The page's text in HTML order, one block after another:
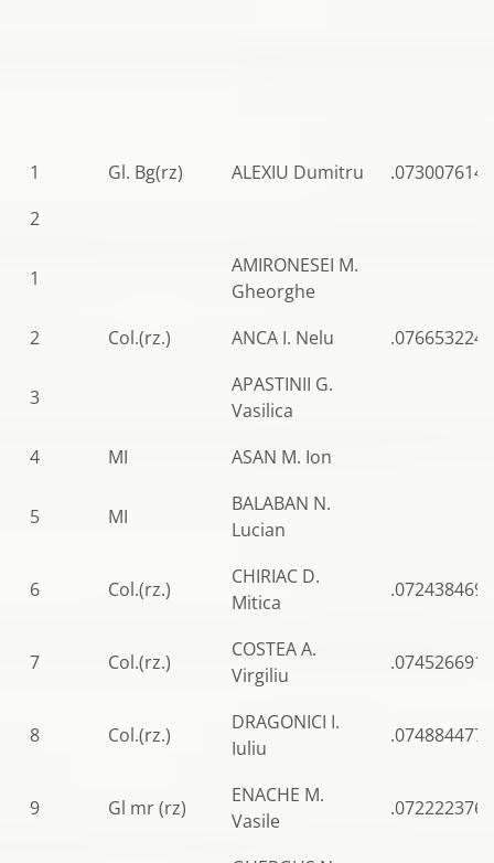
1 Gl. Bg(rz) ALEXIU Dumitru
.0730076144
2
1
AMIRONESEI M.
Gheorghe
2
Col.(rz.) ANCA I. Nelu .0766532243
3
APASTINII G.
Vasilica
4
MI ASAN M. Ion
5 MI
BALABAN N.
Lucian
6 Col.(rz.)
CHIRIAC D.
Mitica
.0724384694
7 Col.(rz.)
COSTEA A.
Virgiliu
.0745266916
8 Col.(rz.)
DRAGONICI I.
Iuliu
.0748844770
9 Gl mr (rz)
ENACHE M.
Vasile
.0722223769